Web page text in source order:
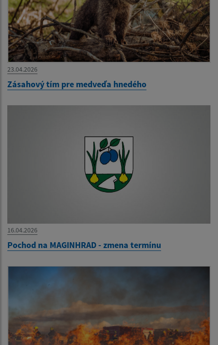
23.04.2026
Zásahový tím pre medveďa hnedého
16.04.2026
Pochod na MAGINHRAD - zmena termínu